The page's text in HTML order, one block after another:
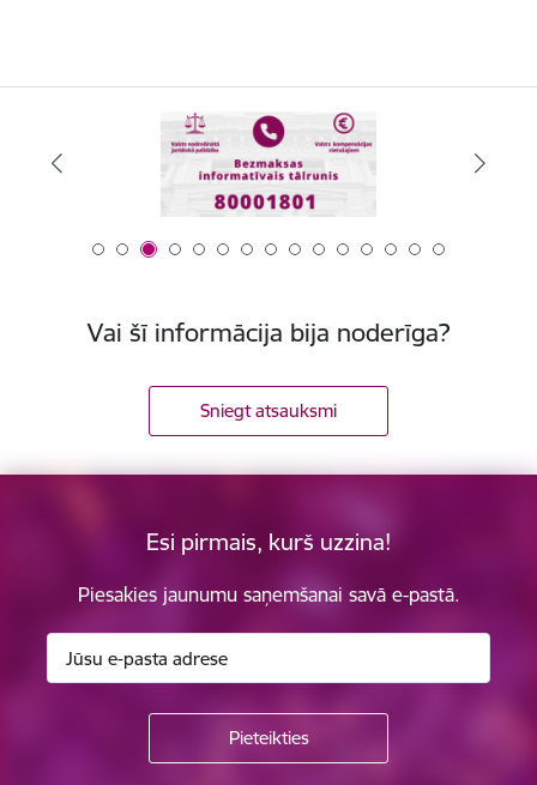
Vai šī informācija bija noderīga?
Sniegt atsauksmi
Esi pirmais, kurš uzzina!
Piesakies jaunumu saņemšanai savā e-pastā.